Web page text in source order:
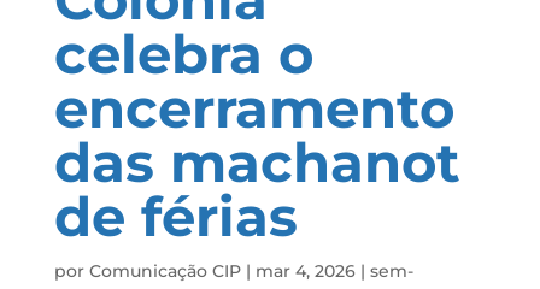
celebra o
encerramento
das machanot
de férias
por Comunicação CIP| mar 4, 2026| sem-